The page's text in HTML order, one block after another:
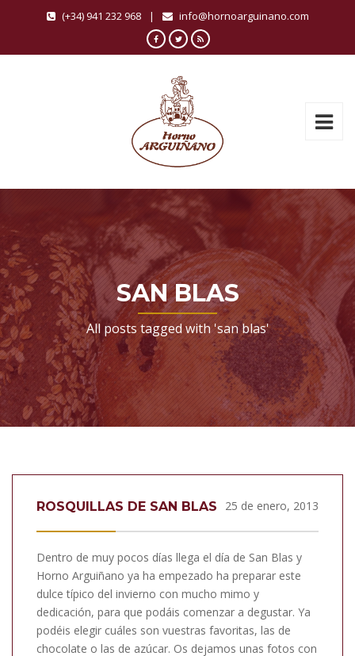
(+34) 941 232 968 | info@hornoarguinano.com
SAN BLAS
All posts tagged with 'san blas'
ROSQUILLAS DE SAN BLAS 25 de enero, 2013
Dentro de muy pocos días llega el día de San Blas y
Horno Arguiñano ya ha empezado ha preparar este
dulce típico del invierno con mucho mimo y
dedicación, para que podáis comenzar a degustar. Ya
podéis elegir cuáles son vuestras favoritas, las de
chocolate o las de azúcar. Os dejamos unas fotos con